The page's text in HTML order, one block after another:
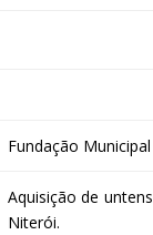
Fundação
Aquisição de
Niterói.